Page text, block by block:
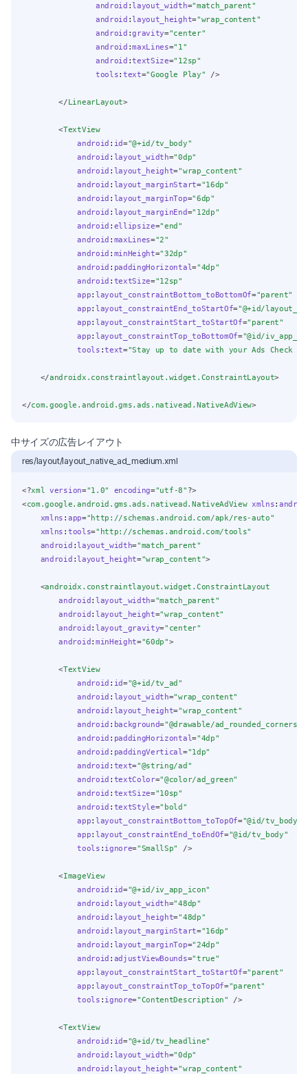
android :layout_width="match_parent"
android :layout_height="wrap_content"
android :gravity="center"
android :maxLines="1"
android :textSize="12sp"
tools: text="Google Play" />
        </
LinearLayout>
        <
TextView
android : id="@+id/tv_body"
android : layout_width="0dp"
android : layout_height="wrap_content"
android : layout_marginStart="16dp"
android : layout_marginTop="6dp"
android : layout_marginEnd="12dp"
android : ellipsize="end"
android : maxLines="2"
android : minHeight="32dp"
android : paddingHorizontal="4dp"
android : textSize="12sp"
app: layout_constraintBottom_toBottomOf="parent"
app: layout_constraintEnd_toStartOf="@+id/
app: layout_constraintStart_toStartOf="parent"
app: layout_constraintTop_toBottomOf="@id/
tools :text="Stay up to date with your Ads Check
    </
androidx.constraintlayout.widget.ConstraintLayout>
</com.google.android.gms.ads.nativead.NativeAdView>
中サイズの広告レイアウト
res/layout/layout_native_ad_medium.xml
<?xml version="1.0" encoding="utf-8" ?>
<com.google.android.gms.ads.nativead.NativeAdView xmlns:
xmlns : app="http://schemas.android.com/apk/res-auto"
xmlns : tools="http://schemas.android.com/tools"
android :layout_width="match_parent"
android :layout_height="wrap_content">
    <
androidx.constraintlayout.widget.ConstraintLayout
android : layout_width="match_parent"
android : layout_height="wrap_content"
android : layout_gravity="center"
android : minHeight="60dp">
        <
TextView
android : id="@+id/tv_ad"
android : layout_width="wrap_content"
android : layout_height="wrap_content"
android : background="@drawable/
android : paddingHorizontal="4dp"
android : paddingVertical="1dp"
android : text="@string/ad"
android : textColor="@color/ad_green"
android : textSize="10sp"
android : textStyle="bold"
app: layout_constraintBottom_toTopOf="@id/tv_body"
app: layout_constraintEnd_toEndOf="@id/tv_body"
tools : ignore="SmallSp" />
        <
ImageView
android : id="@+id/iv_app_icon"
android : layout_width="48dp"
android : layout_height="48dp"
android : layout_marginStart="16dp"
android : layout_marginTop="24dp"
android : adjustViewBounds="true"
app: layout_constraintStart_toStartOf="parent"
app: layout_constraintTop_toTopOf="parent"
tools : ignore="ContentDescription" />
        <
TextView
android : id="@+id/tv_headline"
android : layout_width="0dp"
android : layout_height="wrap_content"